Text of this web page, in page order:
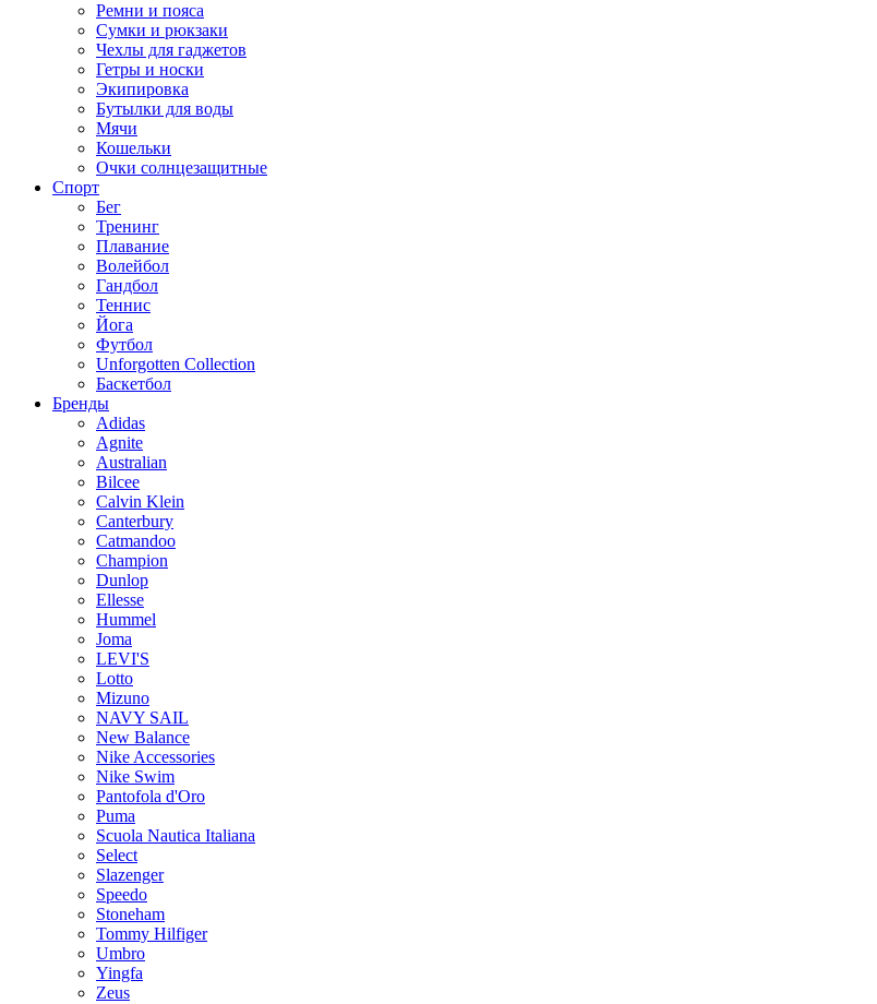
Ремни и пояса
Сумки и рюкзаки
Чехлы для гаджетов
Гетры и носки
Экипировка
Бутылки для воды
Мячи
Кошельки
Очки солнцезащитные
Спорт
Бег
Тренинг
Плавание
Волейбол
Гандбол
Теннис
Йога
Футбол
Unforgotten Collection
Баскетбол
Бренды
Adidas
Agnite
Australian
Bilcee
Calvin Klein
Canterbury
Catmandoo
Champion
Dunlop
Ellesse
Hummel
Joma
LEVI'S
Lotto
Mizuno
NAVY SAIL
New Balance
Nike Accessories
Nike Swim
Pantofola d'Oro
Puma
Scuola Nautica Italiana
Select
Slazenger
Speedo
Stoneham
Tommy Hilfiger
Umbro
Yingfa
Zeus